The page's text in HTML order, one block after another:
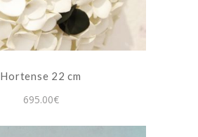
Hortense 22 cm
695.00€